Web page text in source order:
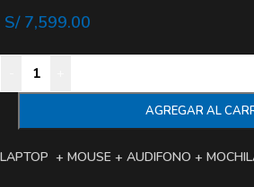
S/7,599.00
AGREGAR AL
LAPTOP + MOUSE + AUDIFONO +